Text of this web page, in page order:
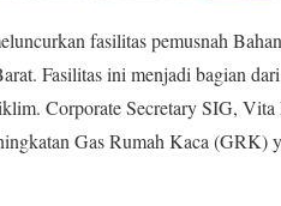
fasilitas pemusnah
Fasilitas ini menjadi bagian
Corporate Secretary SIG,
Gas Rumah Kaca (GRK)